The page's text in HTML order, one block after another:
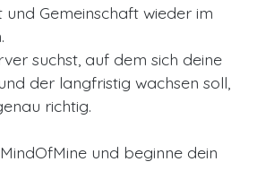
Gemeinschaft wieder im
suchst, auf dem sich deine
der langfristig wachsen soll,
richtig.
und beginne dein